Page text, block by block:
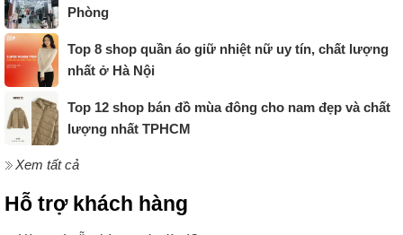
Phòng
Top 8 shop quần áo giữ nhiệt nữ uy tín, chất lượng
nhất ở Hà Nội
Top 12 shop bán đồ mùa đông cho nam đẹp và chất
lượng nhất TPHCM
Xem tất cả
Hỗ trợ khách hàng